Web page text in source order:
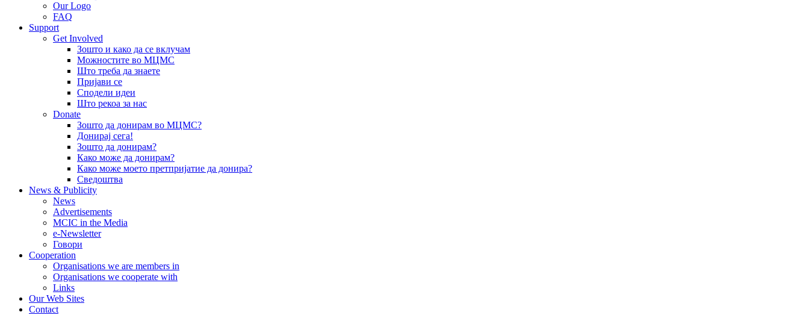
Our Logo
FAQ
Support
Get Involved
Зошто и како да се вклучам
Можностите во МЦМС
Што треба да знаете
Пријави се
Сподели идеи
Што рекоа за нас
Donate
Зошто да донирам во МЦМС?
Донирај сега!
Зошто да донирам?
Како може да донирам?
Како може моето претпријатие да донира?
Сведоштва
News & Publicity
News
Advertisements
MCIC in the Media
e-Newsletter
Говори
Cooperation
Organisations we are members in
Organisations we cooperate with
Links
Our Web Sites
Contact